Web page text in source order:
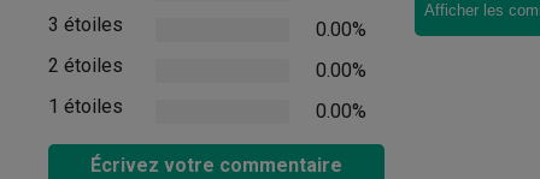
3 étoiles
0.00%
2 étoiles
0.00%
1 étoiles
0.00%
Écrivez votre commentaire
Afficher les